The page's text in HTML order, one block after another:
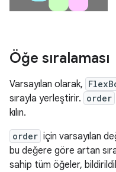
Öğe sıralaması
Varsayılan olarak,
sırayla yerleştirir. order
kılın.
order için varsayılan
bu değere göre artan
sahip tüm öğeler,